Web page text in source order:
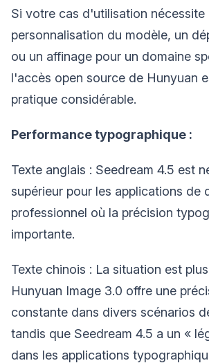
Si votre cas d'utilisation nécessite
personnalisation du modèle, un
ou un affinage pour un domaine
l'accès open source de Hunyuan
pratique considérable.
Performance typographique :
Texte anglais : Seedream 4.5 est
supérieur pour les applications de
professionnel où la précision
importante.
Texte chinois : La situation est
Hunyuan Image 3.0 offre une
constante dans divers scénarios
tandis que Seedream 4.5 a un «
dans les applications